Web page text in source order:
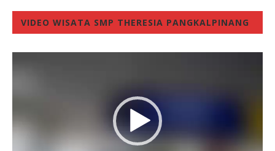
VIDEO WISATA SMP THERESIA PANGKALPINANG